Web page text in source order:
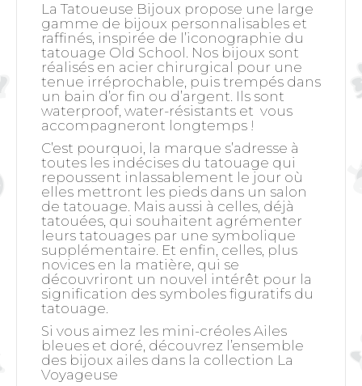
La Tatoueuse Bijoux propose une large
gamme de bijoux personnalisables et
raffinés, inspirée de l’iconographie du
tatouage Old School. Nos bijoux sont
réalisés en acier chirurgical pour une
tenue irréprochable, puis trempés dans
un bain d’or fin ou d’argent. Ils sont
waterproof, water-résistants et vous
accompagneront longtemps !
C’est pourquoi, la marque s’adresse à
toutes les indécises du tatouage qui
repoussent inlassablement le jour où
elles mettront les pieds dans un salon
de tatouage. Mais aussi à celles, déjà
tatouées, qui souhaitent agrémenter
leurs tatouages par une symbolique
supplémentaire. Et enfin, celles, plus
novices en la matière, qui se
découvriront un nouvel intérêt pour la
signification des symboles figuratifs du
tatouage.
Si vous aimez les mini-créoles Ailes
bleues et doré, découvrez l’ensemble
des bijoux ailes dans la collection La
Voyageuse